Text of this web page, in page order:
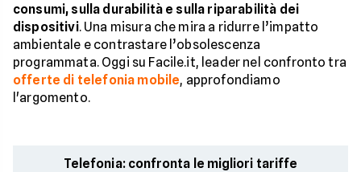
consumi, sulla durabilità e sulla riparabilità dei
dispositivi. Una misura che mira a ridurre l’impatto
ambientale e contrastare l’obsolescenza
programmata. Oggi su Facile.it, leader nel confronto tra
offerte di telefonia mobile, approfondiamo
l'argomento.
Telefonia: confronta le migliori tariffe